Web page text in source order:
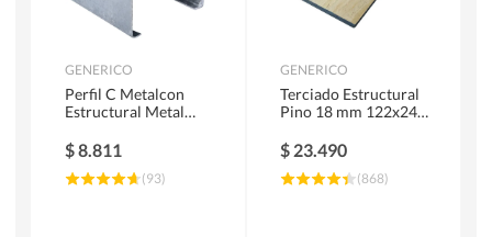
GENERICO
Perfil C Metalcon
Estructural Metal
$8.811
(93)
GENERICO
Terciado Estructural
Pino 18 mm 122x244
$ 23.490
(868)